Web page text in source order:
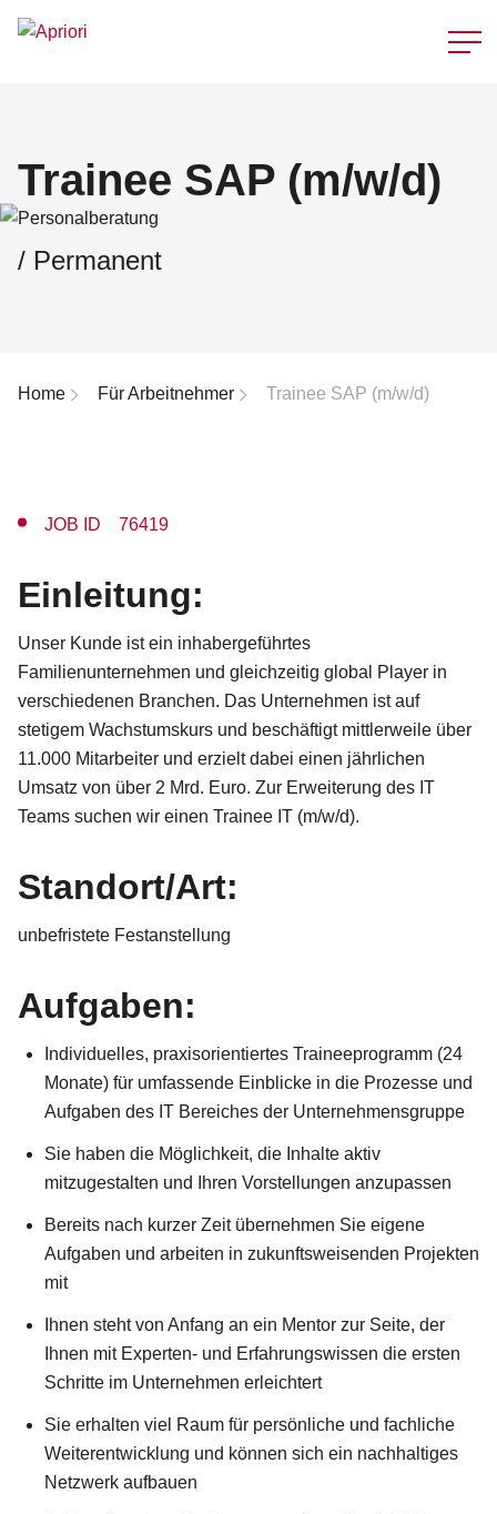
Trainee SAP (m/w/d)
/ Permanent
Breadcrumb-Navigation
Home Für Arbeitnehmer Trainee SAP (m/w/d)
JOB ID 76419
Einleitung:
Unser Kunde ist ein inhabergeführtes
Familienunternehmen und gleichzeitig global Player in
verschiedenen Branchen. Das Unternehmen ist auf
stetigem Wachstumskurs und beschäftigt mittlerweile über
11.000 Mitarbeiter und erzielt dabei einen jährlichen
Umsatz von über 2 Mrd. Euro. Zur Erweiterung des IT
Teams suchen wir einen Trainee IT (m/w/d).
Standort/Art:
unbefristete Festanstellung
Aufgaben:
Individuelles, praxisorientiertes Traineeprogramm (24
Monate) für umfassende Einblicke in die Prozesse und
Aufgaben des IT Bereiches der Unternehmensgruppe
Sie haben die Möglichkeit, die Inhalte aktiv
mitzugestalten und Ihren Vorstellungen anzupassen
Bereits nach kurzer Zeit übernehmen Sie eigene
Aufgaben und arbeiten in zukunftsweisenden Projekten
mit
Ihnen steht von Anfang an ein Mentor zur Seite, der
Ihnen mit Experten- und Erfahrungswissen die ersten
Schritte im Unternehmen erleichtert
Sie erhalten viel Raum für persönliche und fachliche
Weiterentwicklung und können sich ein nachhaltiges
Netzwerk aufbauen